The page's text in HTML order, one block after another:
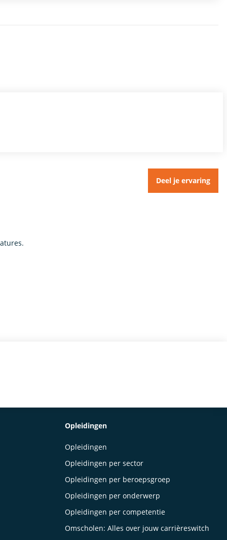
Deel je ervaring
Opleidingen
Opleidingen
Opleidingen per sector
Opleidingen per beroepsgroep
Opleidingen per onderwerp
Opleidingen per competentie
Omscholen: Alles over jouw carrièreswitch